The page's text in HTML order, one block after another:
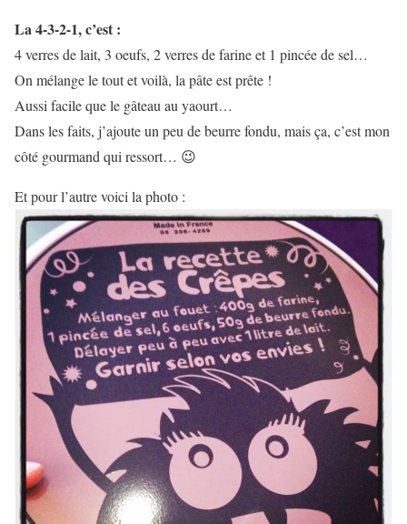
La 4-3-2-1, c’est :
4 verres de lait, 3 oeufs, 2 verres de farine et 1 pincée de sel…
On mélange le tout et voilà, la pâte est prête !
Aussi facile que le gâteau au yaourt…
Dans les faits, j’ajoute un peu de beurre fondu, mais ça, c’est mon
côté gourmand qui ressort… 😉
Et pour l’autre voici la photo :